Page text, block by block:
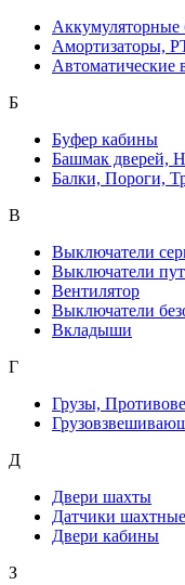
Аккумуляторные
Амортизаторы,
Автоматические
Б
Буфер кабины
Башмак дверей,
Балки, Пороги,
В
Выключатели
Выключатели
Вентилятор
Выключатели
Вкладыши
Г
Грузы,
Д
Двери шахты
Датчики
Двери кабины
З